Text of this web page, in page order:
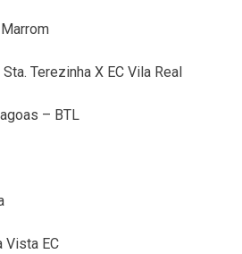
Terezinha X EC Vila Real
– BTL
Vista EC